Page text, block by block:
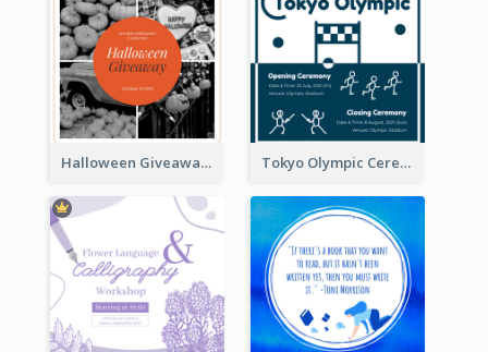
Halloween Giveaway Instagram Post Tokyo Olympic Ceremony Instagram Post